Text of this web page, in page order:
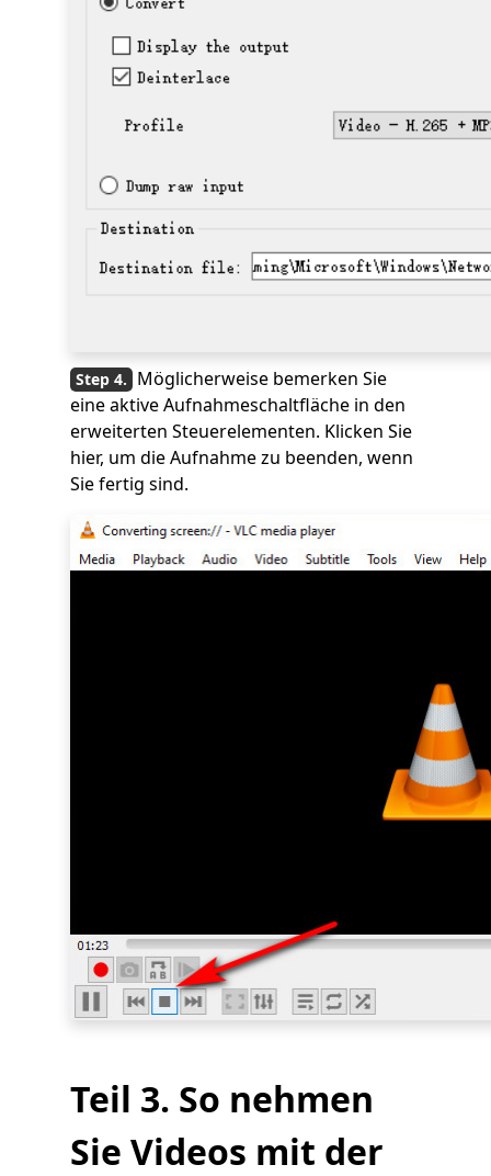
Möglicherweise bemerken Sie
eine aktive Aufnahmeschaltfläche in den
erweiterten Steuerelementen. Klicken Sie
hier, um die Aufnahme zu beenden, wenn
Sie fertig sind.
Teil 3. So nehmen
Sie Videos mit der